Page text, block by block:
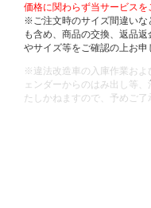
価格に関わらず当サービスを
※ご注文時のサイズ間違いな
も含め、商品の交換、返品
やサイズ等をご確認の上お申
※違法改造車の入庫作業およ
ェンダーからのはみ出し等
たしかねますので、予めご了